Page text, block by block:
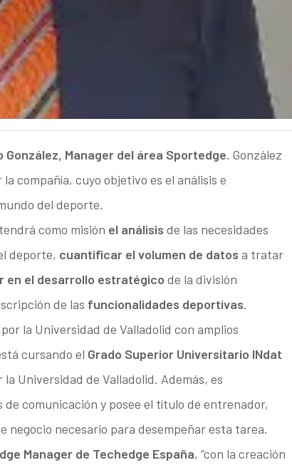
González, Manager del área Sportedge. González
compañía, cuyo objetivo es el análisis e
del deporte.
como misión el análisis de las necesidades
deporte, cuantificar el volumen de datos a tratar
en el desarrollo estratégico de la división
de las funcionalidades deportivas.
la Universidad de Valladolid con amplios
cursando el Grado Superior Universitario INdat
Universidad de Valladolid. Además, es
comunicación y posee el título de entrenador,
negocio necesario para desempeñar esta tarea.
Manager de Techedge España, “con la creación
Analistas